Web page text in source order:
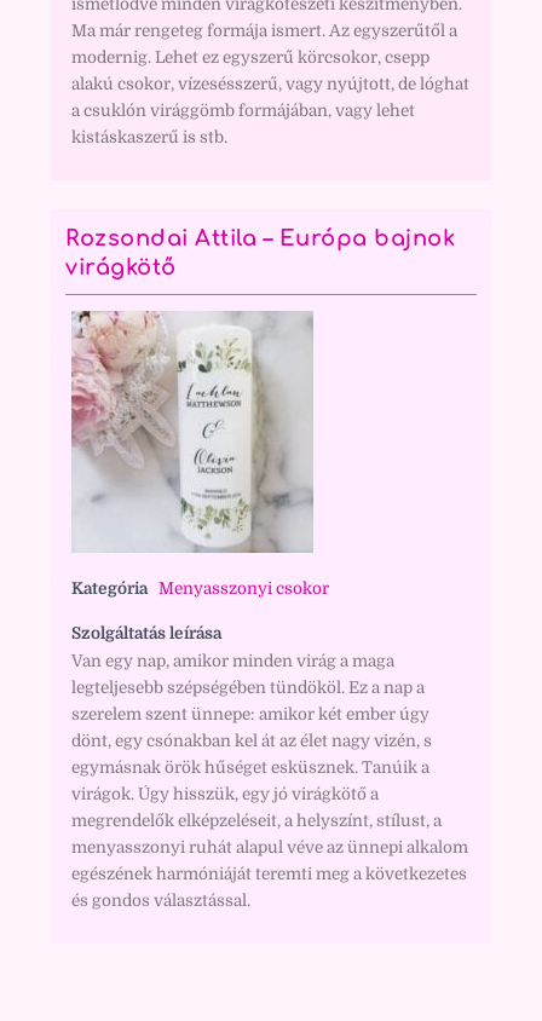
ismétlődve minden virágkötészeti készítményben.
Ma már rengeteg formája ismert. Az egyszerűtől a
modernig. Lehet ez egyszerű körcsokor, csepp
alakú csokor, vízesésszerű, vagy nyújtott, de lóghat
a csuklón virággömb formájában, vagy lehet
kistáskaszerű is stb.
Rozsondai Attila – Európa bajnok
virágkötő
Kategória Menyasszonyi csokor
Szolgáltatás leírása
Van egy nap, amikor minden virág a maga
legteljesebb szépségében tündököl. Ez a nap a
szerelem szent ünnepe: amikor két ember úgy
dönt, egy csónakban kel át az élet nagy vizén, s
egymásnak örök hűséget esküsznek. Tanúik a
virágok. Úgy hisszük, egy jó virágkötő a
megrendelők elképzeléseit, a helyszínt, stílust, a
menyasszonyi ruhát alapul véve az ünnepi alkalom
egészének harmóniáját teremti meg a következetes
és gondos választással.